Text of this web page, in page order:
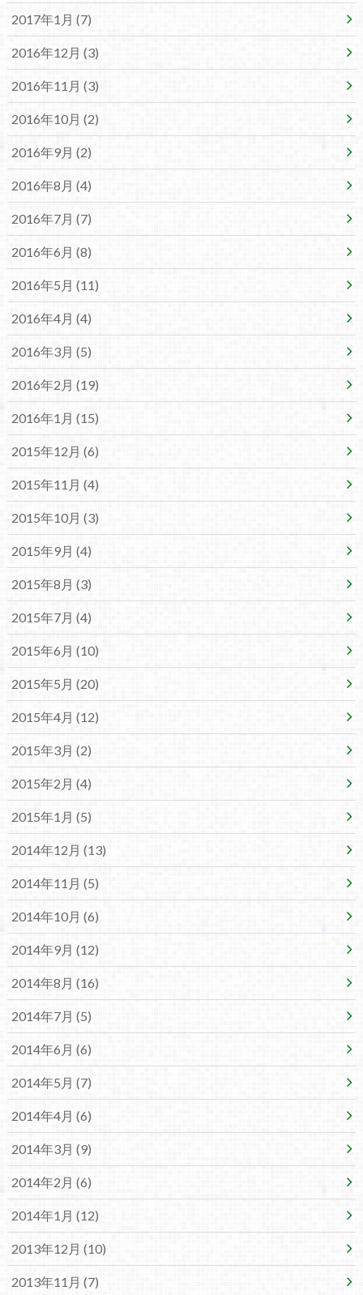
2017年1月 (7)
2016年12月 (3)
2016年11月 (3)
2016年10月 (2)
2016年9月 (2)
2016年8月 (4)
2016年7月 (7)
2016年6月 (8)
2016年5月 (11)
2016年4月 (4)
2016年3月 (5)
2016年2月 (19)
2016年1月 (15)
2015年12月 (6)
2015年11月 (4)
2015年10月 (3)
2015年9月 (4)
2015年8月 (3)
2015年7月 (4)
2015年6月 (10)
2015年5月 (20)
2015年4月 (12)
2015年3月 (2)
2015年2月 (4)
2015年1月 (5)
2014年12月 (13)
2014年11月 (5)
2014年10月 (6)
2014年9月 (12)
2014年8月 (16)
2014年7月 (5)
2014年6月 (6)
2014年5月 (7)
2014年4月 (6)
2014年3月 (9)
2014年2月 (6)
2014年1月 (12)
2013年12月 (10)
2013年11月 (7)